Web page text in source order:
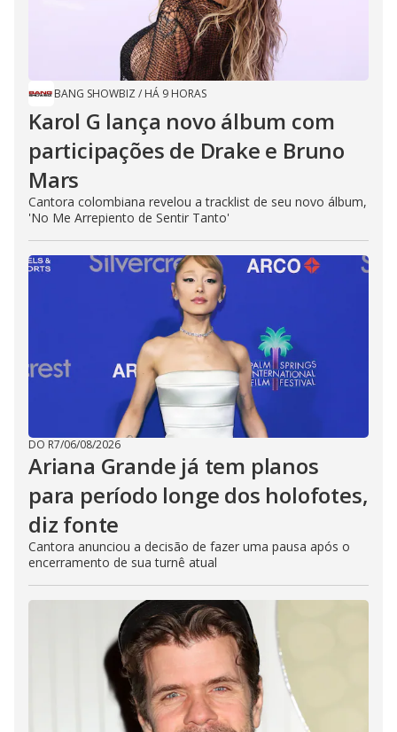
BANG SHOWBIZ / HÁ 9 HORAS
Karol G lança novo álbum com
participações de Drake e Bruno
Mars
Cantora colombiana revelou a ​tracklist de seu novo álbum,
'No Me Arrepiento de Sentir Tanto'
DO R7/06/08/2026
Ariana Grande já tem planos
para período longe dos holofotes,
diz fonte
Cantora anunciou a decisão de fazer uma pausa após o
encerramento de sua turnê atual